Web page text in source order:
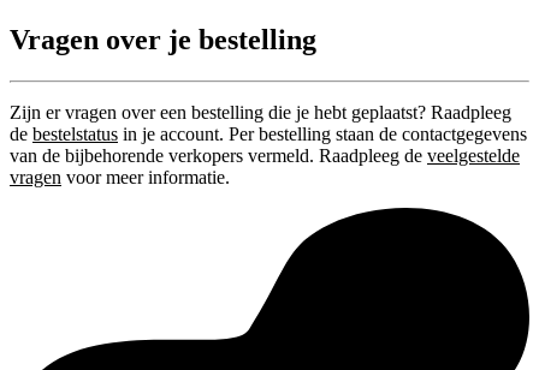
Vragen over je bestelling
Zijn er vragen over een bestelling die je hebt geplaatst? Raadpleeg
de bestelstatus in je account. Per bestelling staan de contactgegevens
van de bijbehorende verkopers vermeld. Raadpleeg de veelgestelde
vragen voor meer informatie.